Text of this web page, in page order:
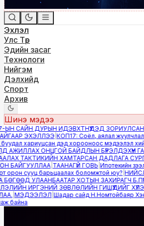
Эхлэл
Улс Төр
Эдийн засаг
Технологи
Нийгэм
Дэлхийд
Спорт
Архив
Шинэ мэдээ
САЙН ДУРЫН ИДЭВХТНҮҮДЭД ЗОРИУЛСАН
ЭХЭЛЛЭЭ|КОП17: Соёл, аялал
хариуцсан дэд хорооноос мэдээлэл
АЖИЛЛАХ ОНЦГОЙ БАЙДЛЫН БҮРЭЛДЭХҮҮН
ТАКТИКИЙН ХАМТАРСАН ДАДЛАГА
БАЙГУУЛЛАА|ТААНАГҮЙ ГОВЬ|Ипотекийн
орон сууц барьцаалах боломжтой юу?|
УЛААНБААТАР ХОТЫН ЗАХИРАГЧ
ИРГЭНИЙ ЗӨВЛӨЛИЙН ГИШҮҮДИЙГ
|МЭДЭЭЛЭЛ|Шадар сайд Н.Номтойбаяр
байна